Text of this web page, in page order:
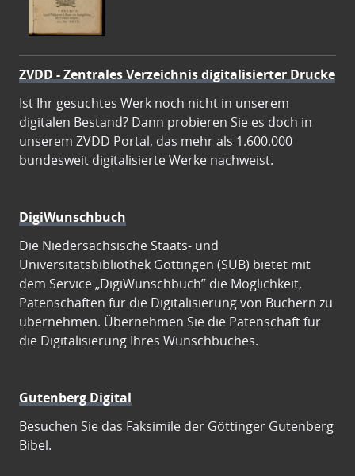
ZVDD - Zentrales Verzeichnis digitalisierter Drucke
Ist Ihr gesuchtes Werk noch nicht in unserem
digitalen Bestand? Dann probieren Sie es doch in
unserem ZVDD Portal, das mehr als 1.600.000
bundesweit digitalisierte Werke nachweist.
DigiWunschbuch
Die Niedersächsische Staats- und
Universitätsbibliothek Göttingen (SUB) bietet mit
dem Service „DigiWunschbuch” die Möglichkeit,
Patenschaften für die Digitalisierung von Büchern zu
übernehmen. Übernehmen Sie die Patenschaft für
die Digitalisierung Ihres Wunschbuches.
Gutenberg Digital
Besuchen Sie das Faksimile der Göttinger Gutenberg
Bibel.